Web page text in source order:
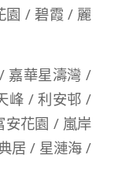
園 / 碧霞 / 麗
嘉華星濤灣 /
峰 / 利安邨 /
安花園 / 嵐岸
居 / 星漣海 /